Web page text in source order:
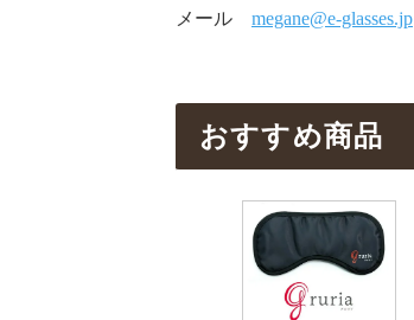
メール megane@e-glasses.jp
おすすめ商品